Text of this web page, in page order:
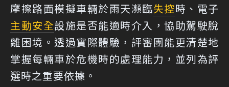
摩擦路面模擬車輛於雨天瀕臨失控時、電子
主動安全設施是否能適時介入，協助駕駛脫
離困境。透過實際體驗，評審團能更清楚地
掌握每輛車於危機時的處理能力，並列為評
選時之重要依據。